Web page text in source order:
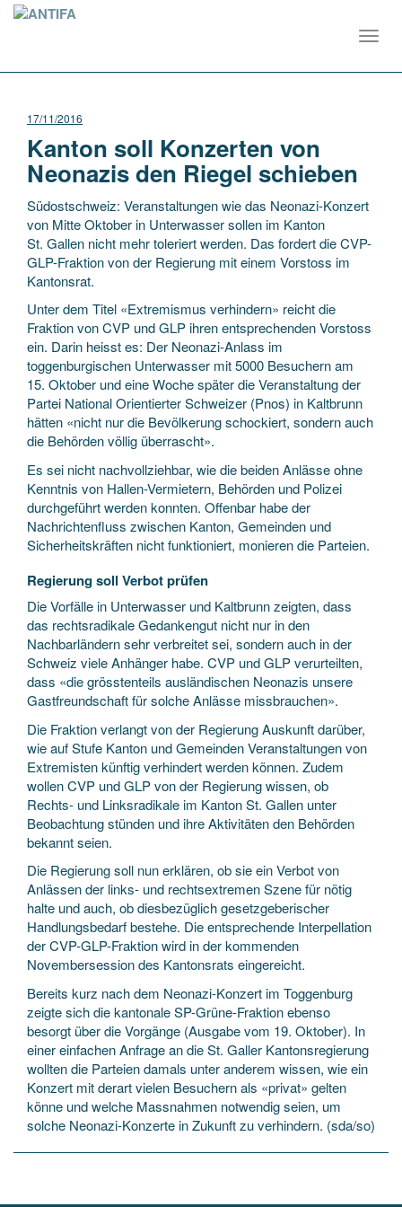
17/11/2016
Kanton soll Konzerten von
Neonazis den Riegel schieben
Südostschweiz: Veranstaltungen wie das Neonazi-Konzert
von Mitte Oktober in Unterwasser sollen im Kanton
St. Gallen nicht mehr toleriert werden. Das fordert die CVP-
GLP-Fraktion von der Regierung mit einem Vorstoss im
Kantonsrat.
Unter dem Titel «Extremismus verhindern» reicht die
Fraktion von CVP und GLP ihren entsprechenden Vorstoss
ein. Darin heisst es: Der Neonazi-Anlass im
toggenburgischen Unterwasser mit 5000 Besuchern am
15. Oktober und eine Woche später die Veranstaltung der
Partei National Orientierter Schweizer (Pnos) in Kaltbrunn
hätten «nicht nur die Bevölkerung schockiert, sondern auch
die Behörden völlig überrascht».
Es sei nicht nachvollziehbar, wie die beiden Anlässe ohne
Kenntnis von Hallen-Vermietern, Behörden und Polizei
durchgeführt werden konnten. Offenbar habe der
Nachrichtenfluss zwischen Kanton, Gemeinden und
Sicherheitskräften nicht funktioniert, monieren die Parteien.
Regierung soll Verbot prüfen
Die Vorfälle in Unterwasser und Kaltbrunn zeigten, dass
das rechtsradikale Gedankengut nicht nur in den
Nachbarländern sehr verbreitet sei, sondern auch in der
Schweiz viele Anhänger habe. CVP und GLP verurteilten,
dass «die grösstenteils ausländischen Neonazis unsere
Gastfreundschaft für solche Anlässe missbrauchen».
Die Fraktion verlangt von der Regierung Auskunft darüber,
wie auf Stufe Kanton und Gemeinden Veranstaltungen von
Extremisten künftig verhindert werden können. Zudem
wollen CVP und GLP von der Regierung wissen, ob
Rechts- und Linksradikale im Kanton St. Gallen unter
Beobachtung stünden und ihre Aktivitäten den Behörden
bekannt seien.
Die Regierung soll nun erklären, ob sie ein Verbot von
Anlässen der links- und rechtsextremen Szene für nötig
halte und auch, ob diesbezüglich gesetzgeberischer
Handlungsbedarf bestehe. Die entsprechende Interpellation
der CVP-GLP-Fraktion wird in der kommenden
Novembersession des Kantonsrats eingereicht.
Bereits kurz nach dem Neonazi-Konzert im Toggenburg
zeigte sich die kantonale SP-Grüne-Fraktion ebenso
besorgt über die Vorgänge (Ausgabe vom 19. Oktober). In
einer einfachen Anfrage an die St. Galler Kantonsregierung
wollten die Parteien damals unter anderem wissen, wie ein
Konzert mit derart vielen Besuchern als «privat» gelten
könne und welche Massnahmen notwendig seien, um
solche Neonazi-Konzerte in Zukunft zu verhindern. (sda/so)